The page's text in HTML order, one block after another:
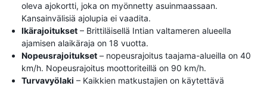
oleva ajokortti, joka on myönnetty asuinmaassaan.
Kansainvälisiä ajolupia ei vaadita.
Ikärajoitukset – Brittiläisellä Intian valtameren alueella
ajamisen alaikäraja on 18 vuotta.
Nopeusrajoitukset – nopeusrajoitus taajama-alueilla on 40
km/h. Nopeusrajoitus moottoriteillä on 90 km/h.
Turvavyölaki – Kaikkien matkustajien on käytettävä